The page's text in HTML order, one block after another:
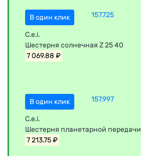
В один клик 157.725
C.e.i.
Шестерня солнечная Z 25 40
7 069.88 ₽
В один клик 157.997
C.e.i.
Шестерня планетарной передачи
7 213.75 ₽